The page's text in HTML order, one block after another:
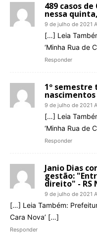
489 casos
nessa
9 de julho de 2021
[…] Leia
‘Minha Rua de
Responder
1º semestre
nascimentos
9 de julho de 2021
[…] Leia
‘Minha Rua de
Responder
Janio Dias
gestão:
direito" - RS
9 de julho de 2021
[…] Leia Também:
Cara Nova’ […]
Responder